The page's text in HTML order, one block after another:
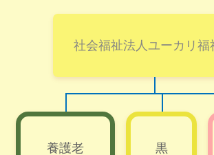
社会福祉法人ユーカリ福
養護老 黒